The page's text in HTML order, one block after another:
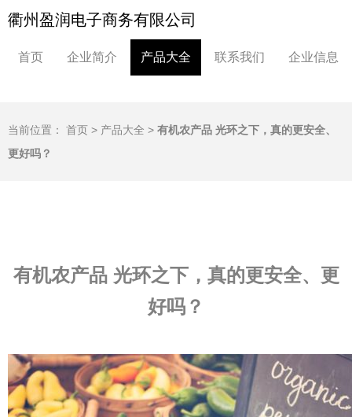
衢州盈润电子商务有限公司
首页 企业简介 产品大全 联系我们 企业信息
当前位置： 首页 > 产品大全 > 有机农产品 光环之下，真的更安全、
更好吗？
有机农产品 光环之下，真的更安全、更
好吗？